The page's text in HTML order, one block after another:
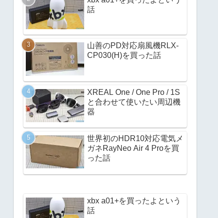
話
山善のPD対応扇風機RLX-
CP030(H)を買った話
XREAL One / One Pro / 1S
と合わせて使いたい周辺機
器
世界初のHDR10対応電気メ
ガネRayNeo Air 4 Proを買
った話
xbx a01+を買ったよという
話